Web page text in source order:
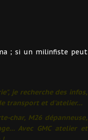
; si un milinfiste peut
je recherche des infos,
transport et d'atelier...
char, M26 dépanneuse,
Avec GMC atelier et